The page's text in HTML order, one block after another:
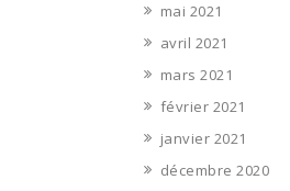
mai 2021
avril 2021
mars 2021
février 2021
janvier 2021
décembre 2020